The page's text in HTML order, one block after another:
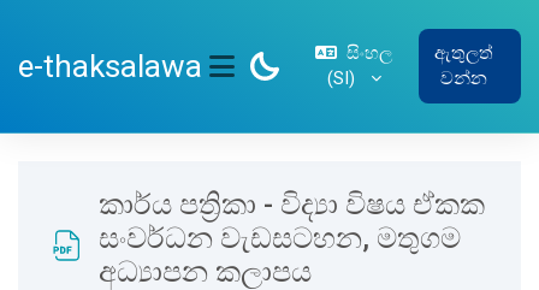
e-thaksalawa
SIDE PANEL
සිංහල
‎(SI)‎
ඇතුලත්
වන්න
කාර්ය පත්‍රිකා - විද්‍යා විෂය ඒකක
සංවර්ධන වැඩසටහන, මතුගම
අධ්‍යාපන කලාපය